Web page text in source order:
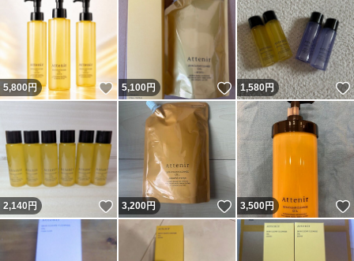
5,800円 いいね！
5,100円 いいね！
1,580円
2,140円 いいね！
3,200円 いいね！
3,500円